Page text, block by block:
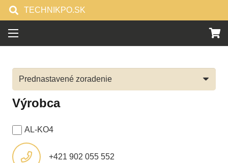
TECHNIKPO.SK
Výrobca
AL-KO4
+421 902 055 552